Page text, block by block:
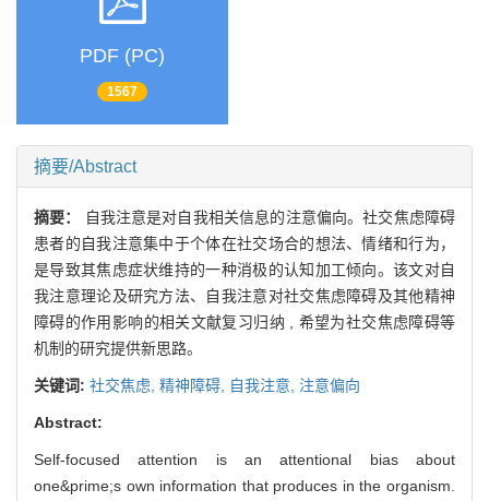
PDF (PC)
1567
摘要/Abstract
摘要：
自我注意是对自我相关信息的注意偏向。社交焦虑障碍
患者的自我注意集中于个体在社交场合的想法、情绪和行为，
是导致其焦虑症状维持的一种消极的认知加工倾向。该文对自
我注意理论及研究方法、自我注意对社交焦虑障碍及其他精神
障碍的作用影响的相关文献复习归纳 , 希望为社交焦虑障碍等
机制的研究提供新思路。
关键词: 社交焦虑, 精神障碍, 自我注意, 注意偏向
Abstract:
Self-focused attention is an attentional bias about
one&prime;s own information that produces in the organism.